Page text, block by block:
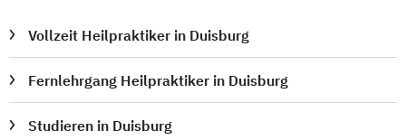
Vollzeit Heilpraktiker in Duisburg
Fernlehrgang Heilpraktiker in Duisburg
Studieren in Duisburg